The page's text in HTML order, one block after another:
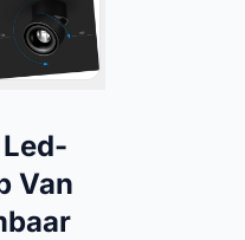
Led-
Van